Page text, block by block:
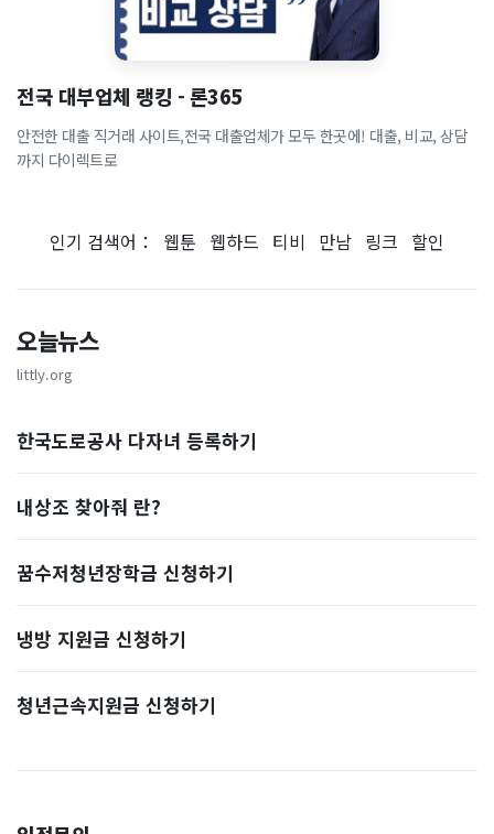
전국 대부업체 랭킹 - 론365
안전한 대출 직거래 사이트,전국 대출업체가 모두 한곳에! 대출, 비교, 상담
까지 다이렉트로
인기 검색어： 웹툰 웹하드 티비 만남 링크 할인
오늘뉴스
littly.org
한국도로공사 다자녀 등록하기
내상조 찾아줘 란?
꿈수저청년장학금 신청하기
냉방 지원금 신청하기
청년근속지원금 신청하기